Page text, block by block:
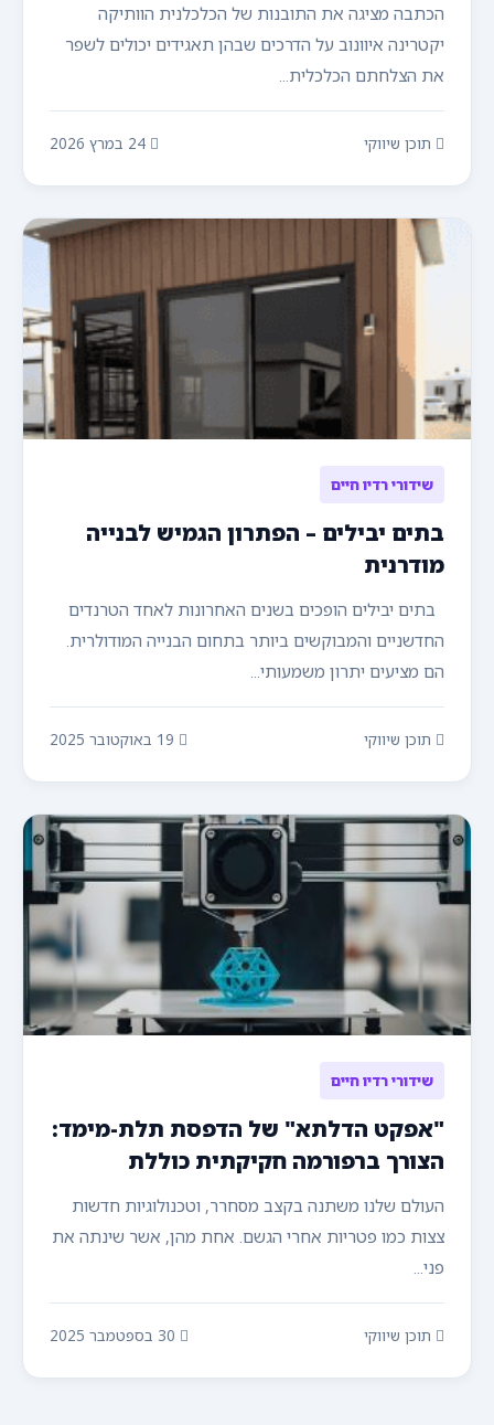
הכתבה מציגה את התובנות של הכלכלנית הוותיקה
יקטרינה איוונוב על הדרכים שבהן תאגידים יכולים לשפר
את הצלחתם הכלכלית...
תוכן שיווקי 24 במרץ 2026
שידורי רדיו חיים
בתים יבילים – הפתרון הגמיש לבנייה
מודרנית
בתים יבילים הופכים בשנים האחרונות לאחד הטרנדים
החדשניים והמבוקשים ביותר בתחום הבנייה המודולרית.
הם מציעים יתרון משמעותי...
תוכן שיווקי 19 באוקטובר 2025
שידורי רדיו חיים
"אפקט הדלתא" של הדפסת תלת-מימד:
הצורך ברפורמה חקיקתית כוללת
העולם שלנו משתנה בקצב מסחרר, וטכנולוגיות חדשות
צצות כמו פטריות אחרי הגשם. אחת מהן, אשר שינתה את
פני...
תוכן שיווקי 30 בספטמבר 2025